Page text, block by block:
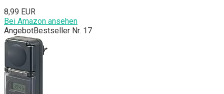
8,99 EUR
Bei Amazon ansehen
AngebotBestseller Nr. 17